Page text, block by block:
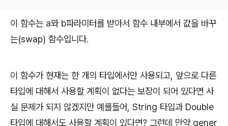
이 함수는 a와 b파라미터를 받아서 함수 내부에서 값을 바꾸
는(swap) 함수입니다.
이 함수가 현재는 한 개의 타입에서만 사용되고, 앞으로 다른
타입에 대해서 사용할 계획이 없다는 보장이 되어 있다면 사
실 문제가 되지 않겠지만 예를들어, String 타입과 Double
타입에 대해서도 사용할 계획이 있다면? 그런데 만약 gener